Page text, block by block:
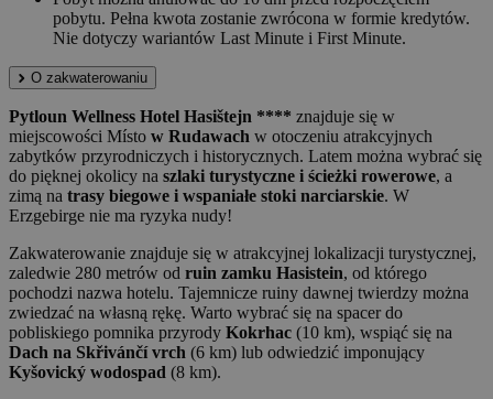
pobytu. Pełna kwota zostanie zwrócona w formie kredytów.
Nie dotyczy wariantów Last Minute i First Minute.
O zakwaterowaniu
Pytloun Wellness Hotel Hasištejn **** znajduje się w
miejscowości Místo w Rudawach w otoczeniu atrakcyjnych
zabytków przyrodniczych i historycznych. Latem można wybrać się
do pięknej okolicy na szlaki turystyczne i ścieżki rowerowe, a
zimą na trasy biegowe i wspaniałe stoki narciarskie. W
Erzgebirge nie ma ryzyka nudy!
Zakwaterowanie znajduje się w atrakcyjnej lokalizacji turystycznej,
zaledwie 280 metrów od ruin zamku Hasistein, od którego
pochodzi nazwa hotelu. Tajemnicze ruiny dawnej twierdzy można
zwiedzać na własną rękę. Warto wybrać się na spacer do
pobliskiego pomnika przyrody Kokrhac (10 km), wspiąć się na
Dach na Skřivánčí vrch (6 km) lub odwiedzić imponujący
Kyšovický wodospad (8 km).